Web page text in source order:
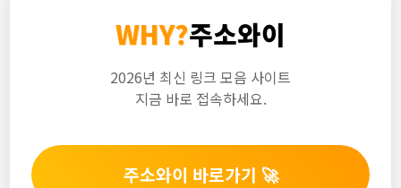
WHY?주소와이
2026년 최신 링크 모음 사이트
지금 바로 접속하세요.
주소와이 바로가기 🚀